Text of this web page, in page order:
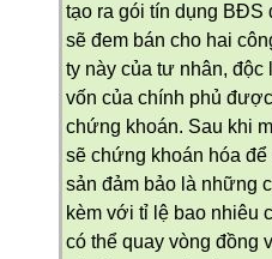
tạo ra gói tín dụng BĐS
sẽ đem bán cho hai
ty này của tư nhân,
vốn của chính phủ
chứng khoán. Sau khi
sẽ chứng khoán hóa để
sản đảm bảo là những
kèm với tỉ lệ bao nhiêu
có thể quay vòng đồng